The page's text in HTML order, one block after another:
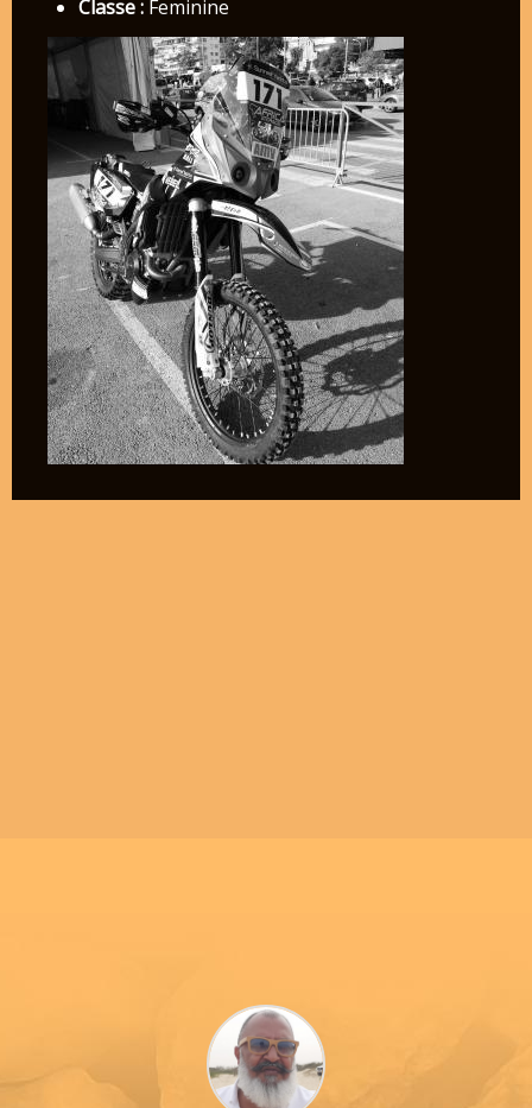
Classe :Feminine